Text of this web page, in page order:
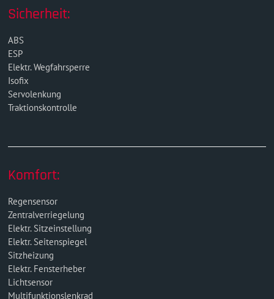
Sicherheit:
ABS
ESP
Elektr. Wegfahrsperre
Isofix
Servolenkung
Traktionskontrolle
Komfort:
Regensensor
Zentralverriegelung
Elektr. Sitzeinstellung
Elektr. Seitenspiegel
Sitzheizung
Elektr. Fensterheber
Lichtsensor
Multifunktionslenkrad